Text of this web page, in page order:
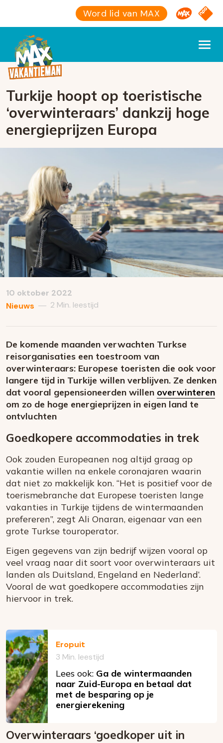
Word lid van MAX Omroep
NPO
Turkije hoopt op toeristische
‘overwinteraars’ dankzij hoge
energieprijzen Europa
10 oktober 2022
Nieuws — 2 Min. leestijd
De komende maanden verwachten Turkse
reisorganisaties een toestroom van
overwinteraars: Europese toeristen die ook voor
langere tijd in Turkije willen verblijven. Ze denken
dat vooral gepensioneerden willen overwinteren
om zo de hoge energieprijzen in eigen land te
ontvluchten
Goedkopere accommodaties in trek
Ook zouden Europeanen nog altijd graag op
vakantie willen na enkele coronajaren waarin
dat niet zo makkelijk kon. “Het is positief voor de
toerismebranche dat Europese toeristen lange
vakanties in Turkije tijdens de wintermaanden
prefereren”, zegt Ali Onaran, eigenaar van een
grote Turkse touroperator.
Eigen gegevens van zijn bedrijf wijzen vooral op
veel vraag naar dit soort voor overwinteraars uit
landen als Duitsland, Engeland en Nederland’.
Vooral de wat goedkopere accommodaties zijn
hiervoor in trek.
Eropuit
3 Min. leestijd
Lees ook: Ga de wintermaanden
naar Zuid-Europa en betaal dat
met de besparing op je
energierekening
Overwinteraars ‘goedkoper uit in